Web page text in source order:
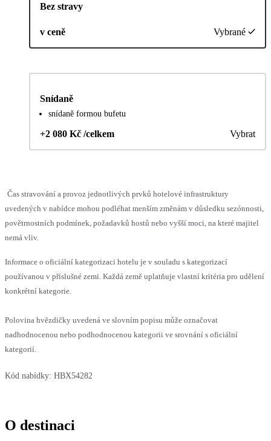
Bez stravy
v ceně Vybrané
Snídaně
snídaně formou bufetu
+2 080 Kč /celkem Vybrat
Čas stravování a provoz jednotlivých prvků hotelové infrastruktury
uvedených v nabídce mohou podléhat menším změnám v důsledku sezónnosti,
povětrnostních podmínek, požadavků hostů nebo vyšší moci, na které majitel
nemá vliv.
Informace o oficiální kategorizaci hotelu je v souladu s kategorizací
používanou v příslušné zemi. Každá země uplatňuje vlastní kritéria pro udělení
konkrétní kategorie.
Polovina hvězdičky uvedená ve slovním popisu může označovat
nadhodnocenou nebo podhodnocenou kategorii ve srovnání s oficiální
kategorií.
Kód nabídky: HBX54282
O destinaci